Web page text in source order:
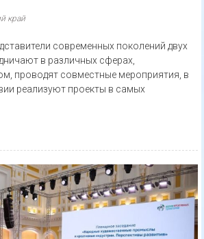
край
современных поколений двух
в различных сферах,
проводят совместные мероприятия, в
реализуют проекты в самых